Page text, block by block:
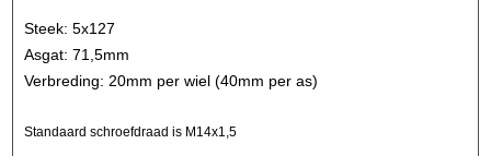
Steek: 5x127
Asgat: 71,5mm
Verbreding: 20mm per wiel (40mm per as)
Standaard schroefdraad is M14x1,5